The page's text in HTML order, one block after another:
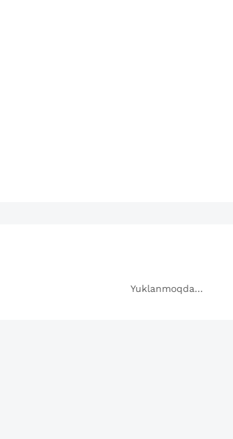
Yuklanmoqda...